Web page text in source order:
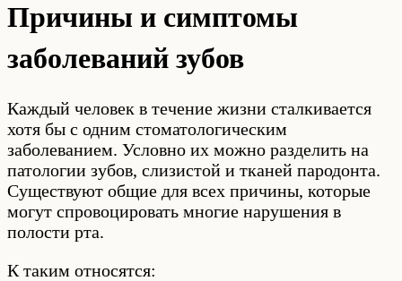
Причины и симптомы
заболеваний зубов
Каждый человек в течение жизни сталкивается
хотя бы с одним стоматологическим
заболеванием. Условно их можно разделить на
патологии зубов, слизистой и тканей пародонта.
Существуют общие для всех причины, которые
могут спровоцировать многие нарушения в
полости рта.
К таким относятся: